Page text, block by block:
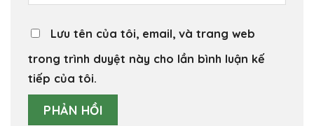
Lưu tên của tôi, email, và trang web
trong trình duyệt này cho lần bình luận kế
tiếp của tôi.